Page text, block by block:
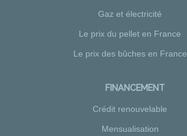
Gaz et électricité
Le prix du pellet en France
Le prix des bûches en France
FINANCEMENT
Crédit renouvelable
Mensualisation